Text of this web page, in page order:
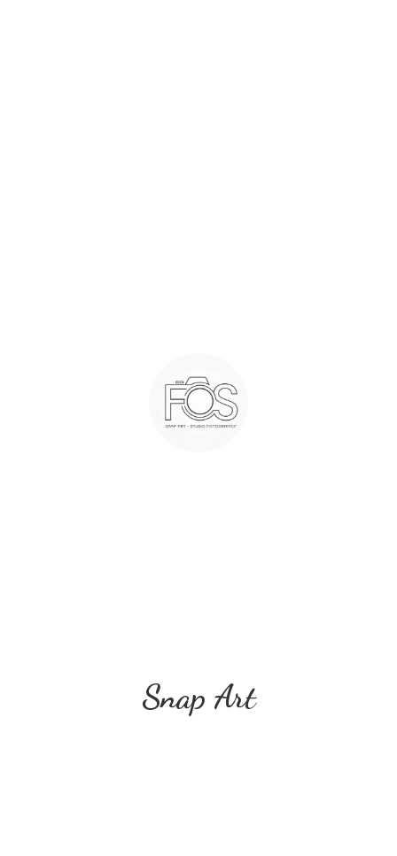
Snap Art